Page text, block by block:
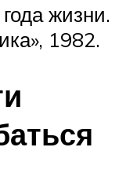
жизни.
1982.